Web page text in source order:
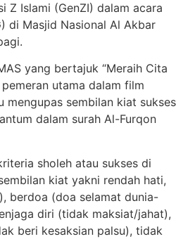
Z Islami (GenZI) dalam acara
di Masjid Nasional Al Akbar
yang bertajuk “Meraih Cita
utama dalam film
mengupas sembilan kiat sukses
dalam surah Al-Furqon
sholeh atau sukses di
kiat yakni rendah hati,
berdoa (doa selamat dunia-
diri (tidak maksiat/jahat),
beri kesaksian palsu), tidak